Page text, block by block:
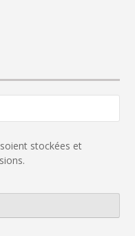
stockées et